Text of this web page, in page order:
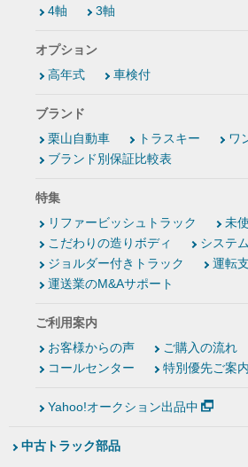
4軸
3軸
オプション
高年式
車検付
ブランド
栗山自動車
トラスキー
ワ
ブランド別保証比較表
特集
リファービッシュトラック
未
こだわりの造りボディ
システ
ジョルダー付きトラック
運転
運送業のM&Aサポート
ご利用案内
お客様からの声
ご購入の流れ
コールセンター
特別優先ご案
Yahoo!オークション出品中
中古トラック部品